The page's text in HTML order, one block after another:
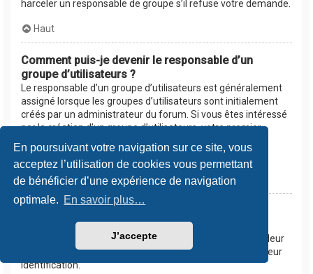
En poursuivant votre navigation sur ce site, vous
acceptez l’utilisation de cookies vous permettant
de bénéficier d’une expérience de navigation
optimale. En savoir plus…
J’accepte
harceler un responsable de groupe s’il refuse votre demande.
Haut
Comment puis-je devenir le responsable d’un
groupe d’utilisateurs ?
Le responsable d’un groupe d’utilisateurs est généralement
assigné lorsque les groupes d’utilisateurs sont initialement
créés par un administrateur du forum. Si vous êtes intéressé
par la création d’un groupe d’utilisateurs, votre premier
contact devrait être un administrateur. Essayez de le
contacter en lui envoyant un message privé.
Haut
apparaissent dans une couleur différente ?
Les administrateurs du forum peuvent assigner une couleur
aux membres d’un groupe d’utilisateurs afin de faciliter leur
identification.